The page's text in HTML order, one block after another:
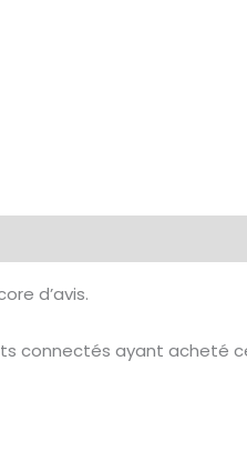
d’avis.
connectés ayant acheté